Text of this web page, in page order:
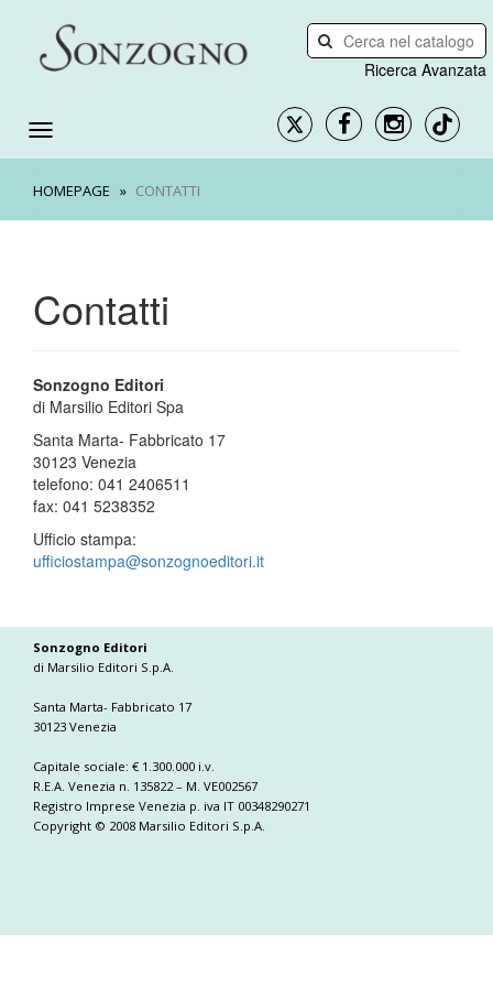
Ricerca Avanzata
HOMEPAGE CONTATTI
Contatti
Sonzogno Editori
di Marsilio Editori Spa
Santa Marta- Fabbricato 17
30123 Venezia
telefono: 041 2406511
fax: 041 5238352
Ufficio stampa:
ufficiostampa@sonzognoeditori.it
Sonzogno Editori
di Marsilio Editori S.p.A.
Santa Marta- Fabbricato 17
30123 Venezia
Capitale sociale: € 1.300.000 i.v.
R.E.A. Venezia n. 135822 – M. VE002567
Registro Imprese Venezia p. iva IT 00348290271
Copyright © 2008 Marsilio Editori S.p.A.